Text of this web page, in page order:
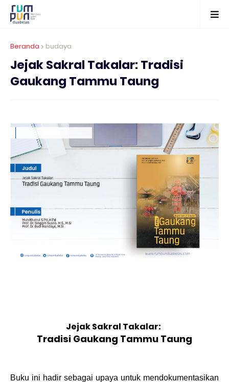
Beranda budaya
Jejak Sakral Takalar: Tradisi
Gaukang Tammu Taung
Jejak Sakral Takalar:
Tradisi Gaukang Tammu Taung
Buku ini hadir sebagai upaya untuk mendokumentasikan